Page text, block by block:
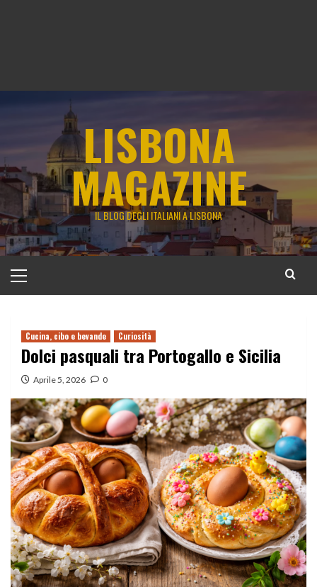
LISBONA
MAGAZINE
IL BLOG DEGLI ITALIANI A LISBONA
principale
Cucina, cibo e bevande Curiosità
Dolci pasquali tra Portogallo e Sicilia
Aprile 5, 2026 0